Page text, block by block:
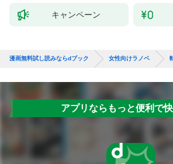
キャンペーン
漫画無料試し読みならdブック 女性向けラノベ
アプリならもっと便利で快